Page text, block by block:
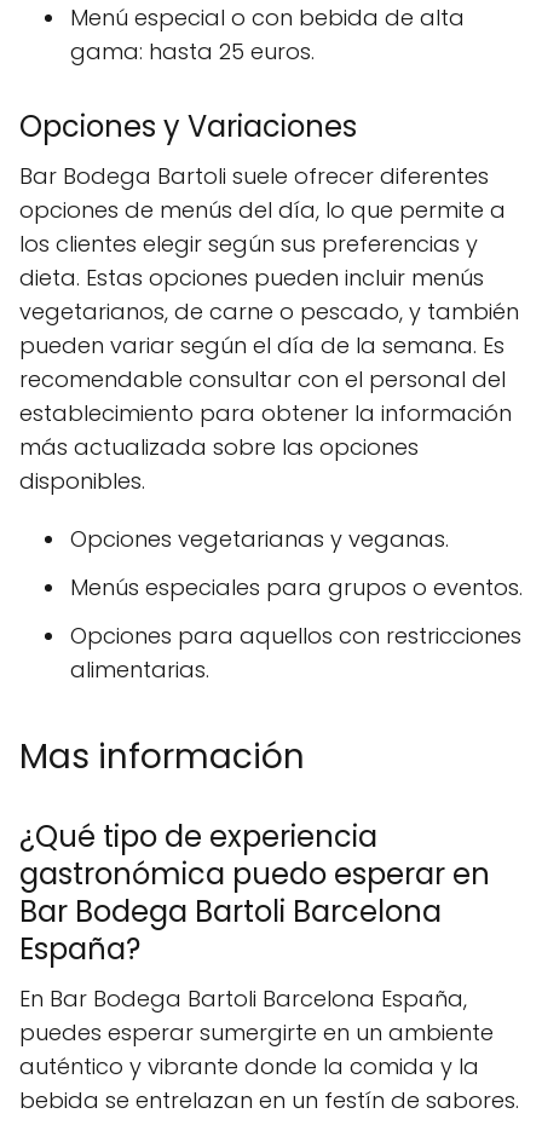
Menú especial o con bebida de alta
gama: hasta 25 euros.
Opciones y Variaciones
Bar Bodega Bartoli suele ofrecer diferentes
opciones de menús del día, lo que permite a
los clientes elegir según sus preferencias y
dieta. Estas opciones pueden incluir menús
vegetarianos, de carne o pescado, y también
pueden variar según el día de la semana. Es
recomendable consultar con el personal del
establecimiento para obtener la información
más actualizada sobre las opciones
disponibles.
Opciones vegetarianas y veganas.
Menús especiales para grupos o eventos.
Opciones para aquellos con restricciones
alimentarias.
Mas información
¿Qué tipo de experiencia
gastronómica puedo esperar en
Bar Bodega Bartoli Barcelona
España?
En Bar Bodega Bartoli Barcelona España,
puedes esperar sumergirte en un ambiente
auténtico y vibrante donde la comida y la
bebida se entrelazan en un festín de sabores.